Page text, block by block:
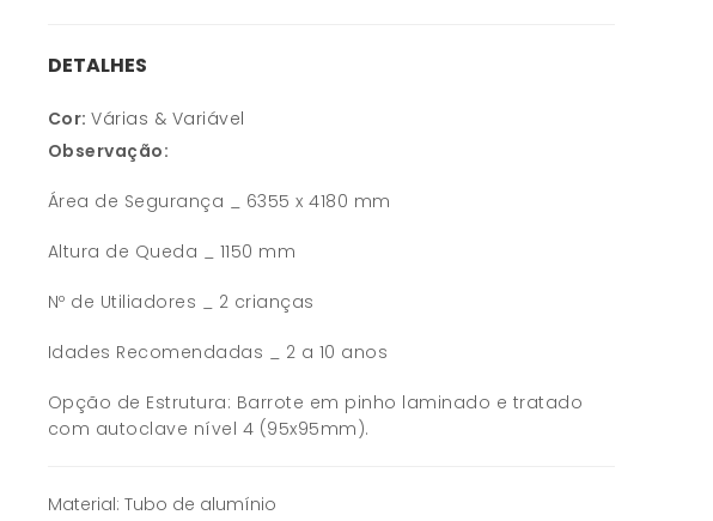
DETALHES
Cor:Várias & Variável
Observação:
Área de Segurança _ 6355 x 4180 mm
Altura de Queda _ 1150 mm
Nº de Utiliadores _ 2 crianças
Idades Recomendadas _ 2 a 10 anos
Opção de Estrutura: Barrote em pinho laminado e tratado
com autoclave nível 4 (95x95mm).
Material: Tubo de alumínio